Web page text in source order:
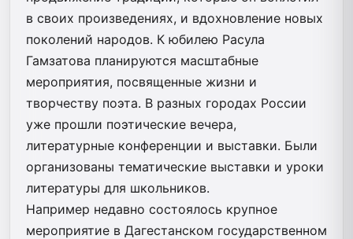
в своих произведениях, и вдохновление новых
поколений народов. К юбилею Расула
Гамзатова планируются масштабные
мероприятия, посвященные жизни и
творчеству поэта. В разных городах России
уже прошли поэтические вечера,
литературные конференции и выставки. Были
организованы тематические выставки и уроки
литературы для школьников.
Например недавно состоялось крупное
мероприятие в Дагестанском государственном